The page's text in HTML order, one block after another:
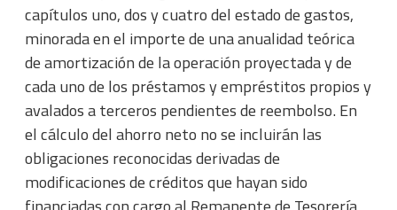
capítulos uno, dos y cuatro del estado de gastos,
minorada en el importe de una anualidad teórica
de amortización de la operación proyectada y de
cada uno de los préstamos y empréstitos propios y
avalados a terceros pendientes de reembolso. En
el cálculo del ahorro neto no se incluirán las
obligaciones reconocidas derivadas de
modificaciones de créditos que hayan sido